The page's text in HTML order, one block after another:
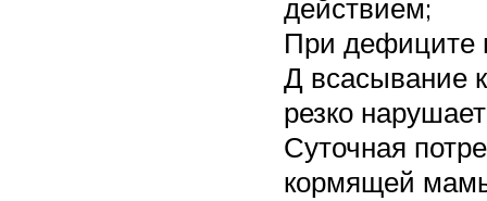
действием;
При дефиците
Д всасывание
резко
Суточная
кормящей